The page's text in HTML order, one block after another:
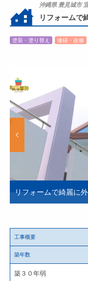
沖縄県 豊見城市
リフォームで
塗装・塗り替え 修繕・改修
リフォームで綺麗に
工事概要
築年数
築３０年弱